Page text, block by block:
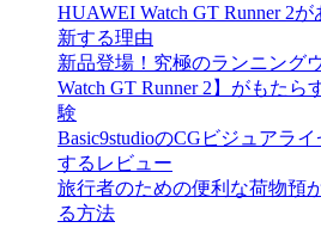
HUAWEI Watch GT Runner 2
新する理由
新品登場！究極のランニング
Watch GT Runner 2】がもた
験
Basic9studioのCGビジュアラ
するレビュー
旅行者のための便利な荷物預
る方法